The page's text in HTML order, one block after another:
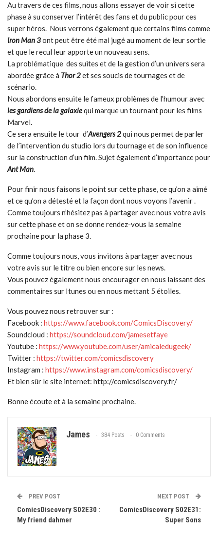
Au travers de ces films, nous allons essayer de voir si cette
phase à su conserver l’intérêt des fans et du public pour ces
super héros. Nous verrons également que certains films comme
Iron Man 3ont peut être été mal jugé au moment de leur sortie
et que le recul leur apporte un nouveau sens.
La problématique des suites et de la gestion d’un univers sera
abordée grâce à Thor 2et ses soucis de tournages et de
scénario.
Nous abordons ensuite le fameux problèmes de l’humour avec
les gardiens de la galaxiequi marque un tournant pour les films
Marvel.
Ce sera ensuite le tour d’Avengers 2qui nous permet de parler
de l’intervention du studio lors du tournage et de son influence
sur la construction d’un film. Sujet également d’importance pour
Ant Man.
Pour finir nous faisons le point sur cette phase, ce qu’on a aimé
et ce qu’on a détesté et la façon dont nous voyons l’avenir .
Comme toujours n’hésitez pas à partager avec nous votre avis
sur cette phase et on se donne rendez-vous la semaine
prochaine pour la phase 3.
Comme toujours nous, vous invitons à partager avec nous
votre avis sur le titre ou bien encore sur les news.
Vous pouvez également nous encourager en nous laissant des
commentaires sur Itunes ou en nous mettant 5 étoiles.
Vous pouvez nous retrouver sur :
Facebook : https://www.facebook.com/ComicsDiscovery/
Soundcloud : https://soundcloud.com/jamesetfaye
Youtube : https://www.youtube.com/user/amicaledugeek/
Twitter : https://twitter.com/comicsdiscovery
Instagram : https://www.instagram.com/comicsdiscovery/
Et bien sûr le site internet: http://comicsdiscovery.fr/
Bonne écoute et à la semaine prochaine.
James 384 Posts 0 Comments
PREV POST
ComicsDiscovery S02E30 :
My friend dahmer
NEXT POST
ComicsDiscovery S02E31:
Super Sons